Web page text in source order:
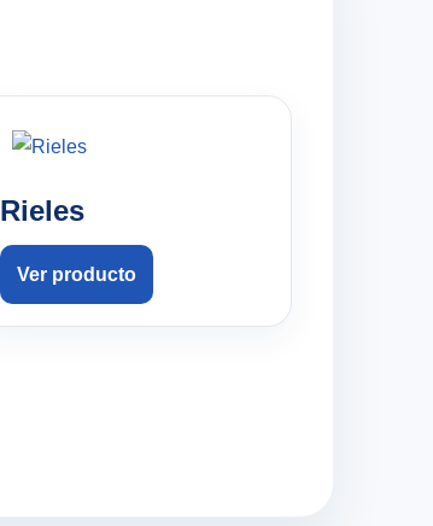
Rieles
Ver producto